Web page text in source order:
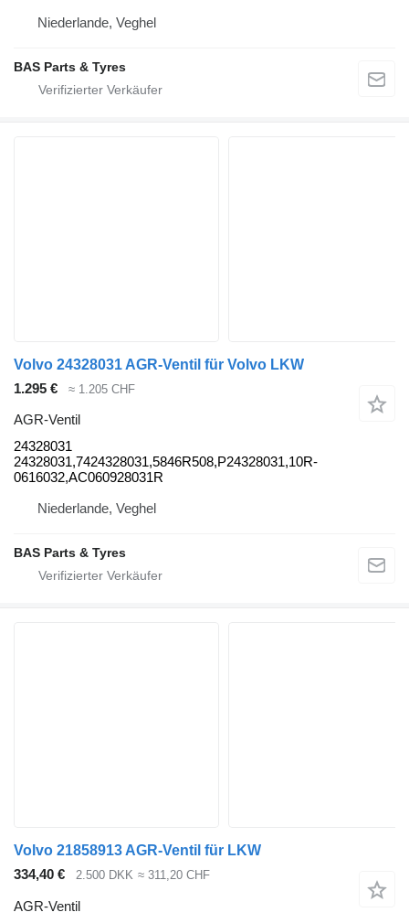
Niederlande, Veghel
BAS Parts & Tyres
Volvo 24328031 AGR-Ventil für Volvo LKW
1.295 €
≈ 1.205 CHF
AGR-Ventil
24328031
24328031,7424328031,5846R508,P24328031,10R-
0616032,AC060928031R
Niederlande, Veghel
BAS Parts & Tyres
Volvo 21858913 AGR-Ventil für LKW
334,40 €
2.500 DKK ≈ 311,20 CHF
AGR-Ventil